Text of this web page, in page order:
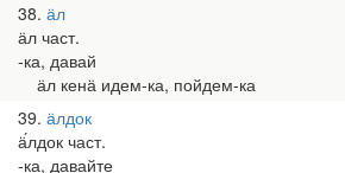
38 ӓл
ӓл част.
-ка, давай
ӓл кенӓ идем-ка, пойдем-ка
39 ӓлдок
ӓ́лдок част.
-ка, давайте